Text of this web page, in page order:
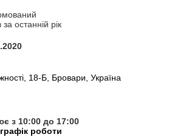
останній рік
18-Б, Бровари, Україна
з 10:00 до 17:00
роботи